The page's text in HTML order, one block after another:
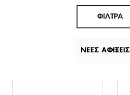
ΦΙΛΤΡΑ
ΝΕΕΣ ΑΦΙΞΕΙΣ